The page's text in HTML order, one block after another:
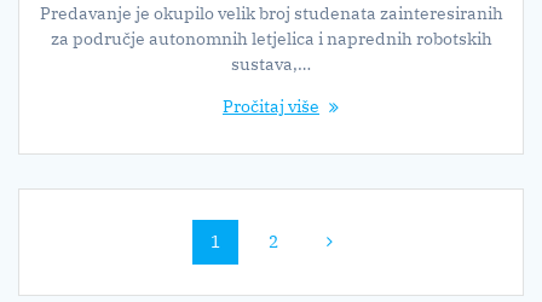
Predavanje je okupilo velik broj studenata zainteresiranih
za područje autonomnih letjelica i naprednih robotskih
sustava,…
Pročitaj više
Navigacija
Stranica
1 Stranica
2